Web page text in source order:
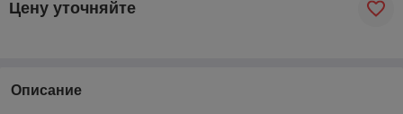
Цену уточняйте
Описание